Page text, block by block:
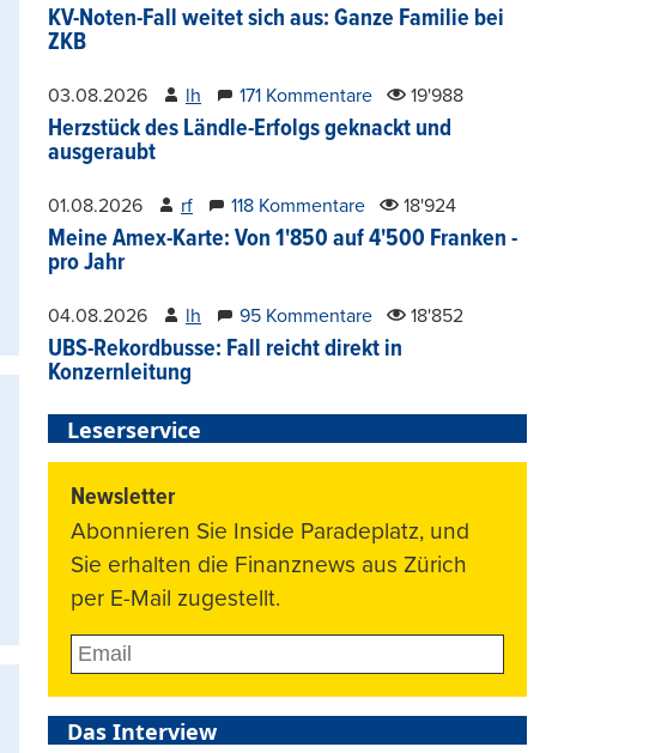
KV-Noten-Fall weitet sich aus: Ganze Familie bei
ZKB
03.08.2026 lh 171 Kommentare 19'988
Herzstück des Ländle-Erfolgs geknackt und
ausgeraubt
01.08.2026 rf 118 Kommentare 18'924
Meine Amex-Karte: Von 1'850 auf 4'500 Franken -
pro Jahr
04.08.2026 lh 95 Kommentare 18'852
UBS-Rekordbusse: Fall reicht direkt in
Konzernleitung
Leserservice
Newsletter
Abonnieren Sie Inside Paradeplatz, und
Sie erhalten die Finanznews aus Zürich
per E-Mail zugestellt.
Das Interview